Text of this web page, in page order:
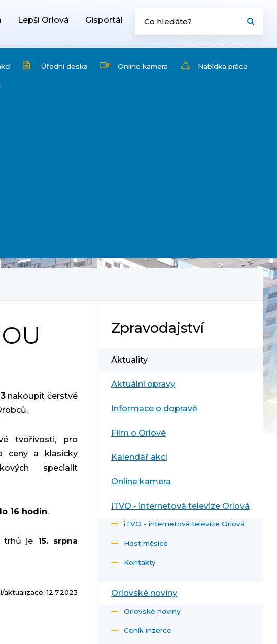
Lepší Orlová Gisportál
Úřední deska Online kamera Nabídka práce
nakoupit čerstvé
tvořivosti, pro
ceny a klasicky
specialit
16 hodin.
trhů je 15. srpna
12.7.2023
Zpravodajství
Aktuality
Aktuální opravy
Informace o dopravě
Film o Orlové
Kalendář akcí
Online kamera
iTVO - internetová televize Orlová
iTVO - internetová televize Orlová
Host měsíce
Kontakty
Orlovské noviny
Orlovské noviny
Ceník inzerce